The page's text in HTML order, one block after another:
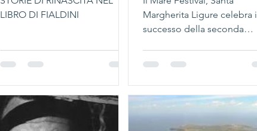
LIBRO DI FIALDINI
celebra il
successo
della
seconda
edizione:
to al 2027
Margherita Ligure celebra
successo della seconda